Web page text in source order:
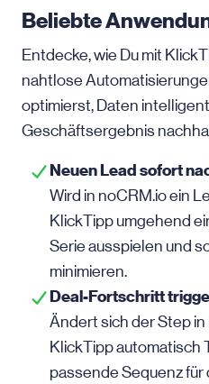
Beliebte
Entdecke, wie Du mit
nahtlose
optimierst, Daten
Geschäftsergebnis
Neuen Lead sofort
Wird in noCRM.io ein
KlickTipp umgehend
Serie ausspielen und
minimieren.
Deal-Fortschritt
Ändert sich der Step in
KlickTipp automatisch
passende Sequenz